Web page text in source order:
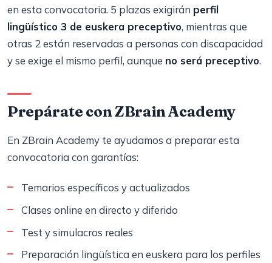
en esta convocatoria. 5 plazas exigirán perfil
lingüístico 3 de euskera preceptivo, mientras que
otras 2 están reservadas a personas con discapacidad
y se exige el mismo perfil, aunque no será preceptivo.
Prepárate con ZBrain Academy
En ZBrain Academy te ayudamos a preparar esta
convocatoria con garantías:
Temarios específicos y actualizados
Clases online en directo y diferido
Test y simulacros reales
Preparación lingüística en euskera para los perfiles